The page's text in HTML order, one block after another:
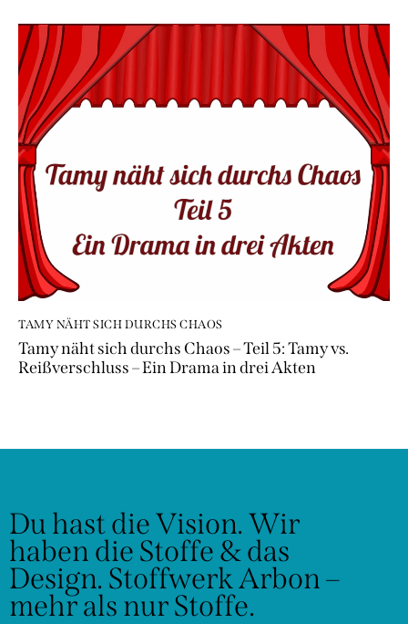
TAMY NÄHT SICH DURCHS CHAOS
Tamy näht sich durchs Chaos – Teil 5: Tamy vs.
Reißverschluss – Ein Drama in drei Akten
Du hast die Vision.Wir
haben die Stoffe & das
Design. Stoffwerk Arbon –
mehr als nur Stoffe.